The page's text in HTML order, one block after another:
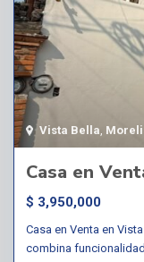
Vista Bella
Casa en
$ 3,950,000
Casa en Venta en
combina